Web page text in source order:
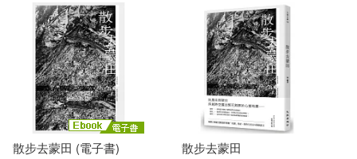
散步去蒙田 (電子書)
散步去蒙田